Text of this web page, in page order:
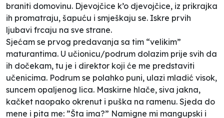
braniti domovinu. Djevojčice k’o djevojčice, iz prikrajka
ih promatraju, šapuću i smješkaju se. Iskre prvih
ljubavi frcaju na sve strane.
Sjećam se prvog predavanja sa tim “velikim”
maturantima. U učionicu/podrum dolazim prije svih da
ih dočekam, tu je i direktor koji će me predstaviti
učenicima. Podrum se polahko puni, ulazi mladić visok,
suncem opaljenog lica. Maskirne hlače, siva jakna,
kačket naopako okrenut i puška na ramenu. Sjeda do
mene i pita me: ”Šta ima?” Namigne mi mangupski i